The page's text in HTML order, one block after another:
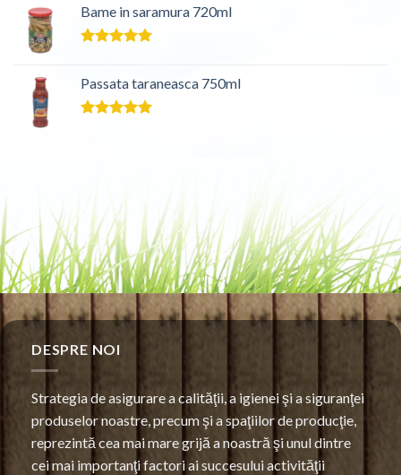
Bame in saramura 720ml
Passata taraneasca 750ml
DESPRE NOI
Strategia de asigurare a calităţii, a igienei şi a siguranţei
produselor noastre, precum şi a spaţiilor de producţie,
reprezintă cea mai mare grijă a noastră şi unul dintre
cei mai importanţi factori ai succesului activităţii